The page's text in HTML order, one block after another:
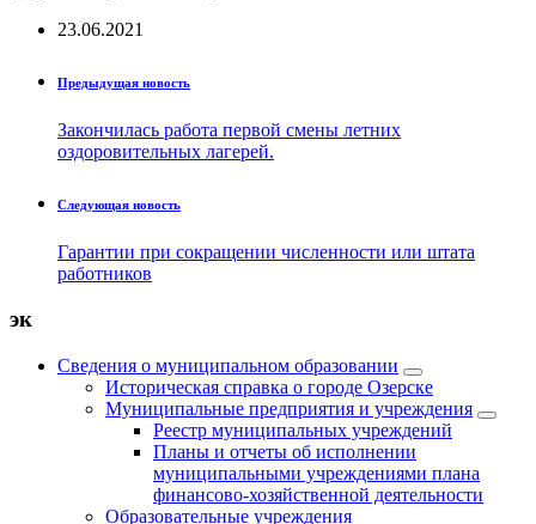
23.06.2021
Предыдущая новость
Закончилась работа первой смены летних
оздоровительных лагерей.
Следующая новость
Гарантии при сокращении численности или штата
работников
эк
Сведения о муниципальном образовании
Историческая справка о городе Озерске
Муниципальные предприятия и учреждения
Реестр муниципальных учреждений
Планы и отчеты об исполнении
муниципальными учреждениями плана
финансово-хозяйственной деятельности
Образовательные учреждения